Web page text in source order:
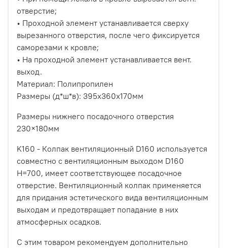
отверстие;
• Проходной элемент устанавливается сверху
вырезанного отверстия, после чего фиксируется
саморезами к кровле;
• На проходной элемент устанавливается вент.
выход.
Материал: Полипропилен
Размеры (д*ш*в): 395х360х170мм
Размеры нижнего посадочного отверстия
230×180мм
K160 - Колпак вентиляционный D160 используется
совместно с вентиляционным выходом D160
H=700, имеет соответствующее посадочное
отверстие. Вентиляционный колпак применяется
для придания эстетического вида вентиляционным
выходам и предотвращает попадание в них
атмосферных осадков.
С этим товаром рекомендуем дополнительно